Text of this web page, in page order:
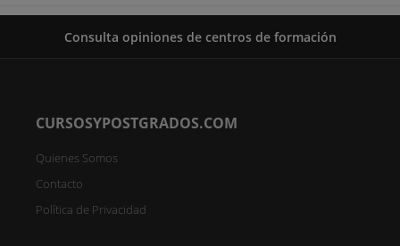
Consulta opiniones de centros de formación
CURSOSYPOSTGRADOS.COM
Quienes Somos
Contacto
Política de Privacidad